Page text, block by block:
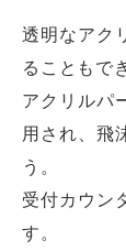
透明なアク
ることもで
アクリルパ
用され、飛
う。
受付カウン
す。